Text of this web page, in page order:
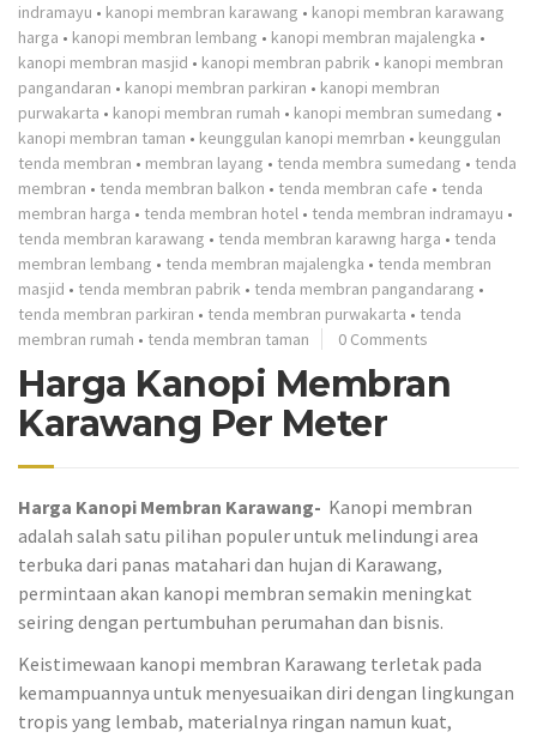
indramayu • kanopi membran karawang • kanopi membran karawang
harga • kanopi membran lembang • kanopi membran majalengka •
kanopi membran masjid • kanopi membran pabrik • kanopi membran
pangandaran • kanopi membran parkiran • kanopi membran
purwakarta • kanopi membran rumah • kanopi membran sumedang •
kanopi membran taman • keunggulan kanopi memrban • keunggulan
tenda membran • membran layang • tenda membra sumedang • tenda
membran • tenda membran balkon • tenda membran cafe • tenda
membran harga • tenda membran hotel • tenda membran indramayu •
tenda membran karawang • tenda membran karawng harga • tenda
membran lembang • tenda membran majalengka • tenda membran
masjid • tenda membran pabrik • tenda membran pangandarang •
tenda membran parkiran • tenda membran purwakarta • tenda
membran rumah • tenda membran taman 0 Comments
Harga Kanopi Membran
Karawang Per Meter
Harga Kanopi Membran Karawang- Kanopi membran
adalah salah satu pilihan populer untuk melindungi area
terbuka dari panas matahari dan hujan di Karawang,
permintaan akan kanopi membran semakin meningkat
seiring dengan pertumbuhan perumahan dan bisnis.
Keistimewaan kanopi membran Karawang terletak pada
kemampuannya untuk menyesuaikan diri dengan lingkungan
tropis yang lembab, materialnya ringan namun kuat,